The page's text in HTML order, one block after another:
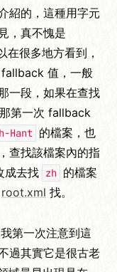
紹的，這種用字元
，真不愧是
在很多地方看到，
值，一般
一段，如果在查找
那第一次 fallback
Hant 的檔案，也
查找該檔案內的指
成去找 zh 的檔案
root.xml 找。
第一次注意到這
過其實它是很古老